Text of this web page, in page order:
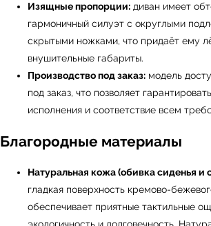
Изящные пропорции: диван имеет
гармоничный силуэт с округлыми
скрытыми ножками, что придаёт ему
внушительные габариты.
Производство под заказ: модель
под заказ, что позволяет
исполнения и соответствие всем
Благородные материалы
Натуральная кожа (обивка сиденья и
гладкая поверхность кремово-
обеспечивает приятные тактильные